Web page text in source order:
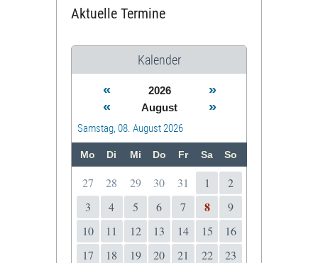
Aktuelle Termine
Kalender
« 2026
»
«
August »
Samstag, 08. August 2026
Mo Di Mi Do Fr Sa So
27 28 29 30 31 1
2
3
4 5 6 7 8
9
10
11 12 13 14 15
16
17
18 19 20 21 22
23